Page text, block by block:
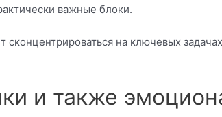
важные блоки.
на ключевых
и также